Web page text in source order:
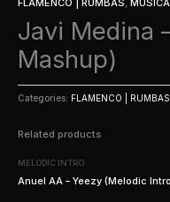
FLAMENCO | RUMBAS, MUSICA
Javi Medina
Mashup)
Categories: FLAMENCO | RUMBAS
Related products
MELODIC INTRO
Anuel AA – Yeezy (Melodic